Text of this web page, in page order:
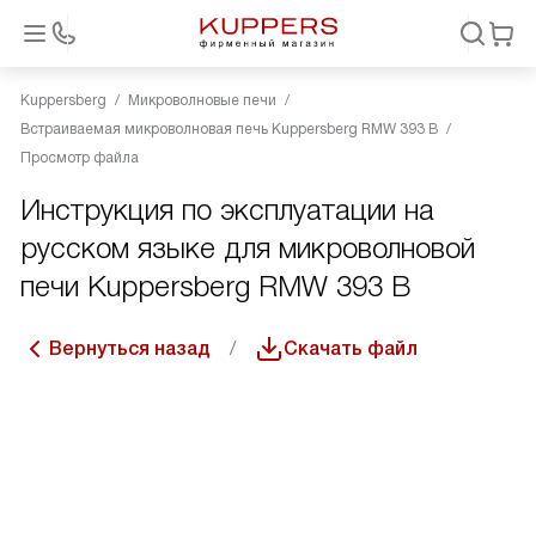
Kuppersberg
Микроволновые печи
Встраиваемая микроволновая печь Kuppersberg RMW 393 B
Просмотр файла
Инструкция по эксплуатации на
русском языке для микроволновой
печи Kuppersberg RMW 393 B
Вернуться назад Скачать файл